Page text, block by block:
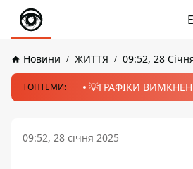
Новини ЖИТТЯ 09:52, 28
ТОПТЕМИ: 💡ГРАФІКИ
09:52, 28 січня 2025